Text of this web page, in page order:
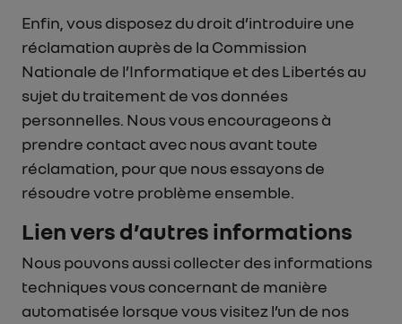
Enfin, vous disposez du droit d’introduire une
réclamation auprès de la Commission
Nationale de l’Informatique et des Libertés au
sujet du traitement de vos données
personnelles. Nous vous encourageons à
prendre contact avec nous avant toute
réclamation, pour que nous essayons de
résoudre votre problème ensemble.
Lien vers d’autres informations
Nous pouvons aussi collecter des informations
techniques vous concernant de manière
automatisée lorsque vous visitez l’un de nos